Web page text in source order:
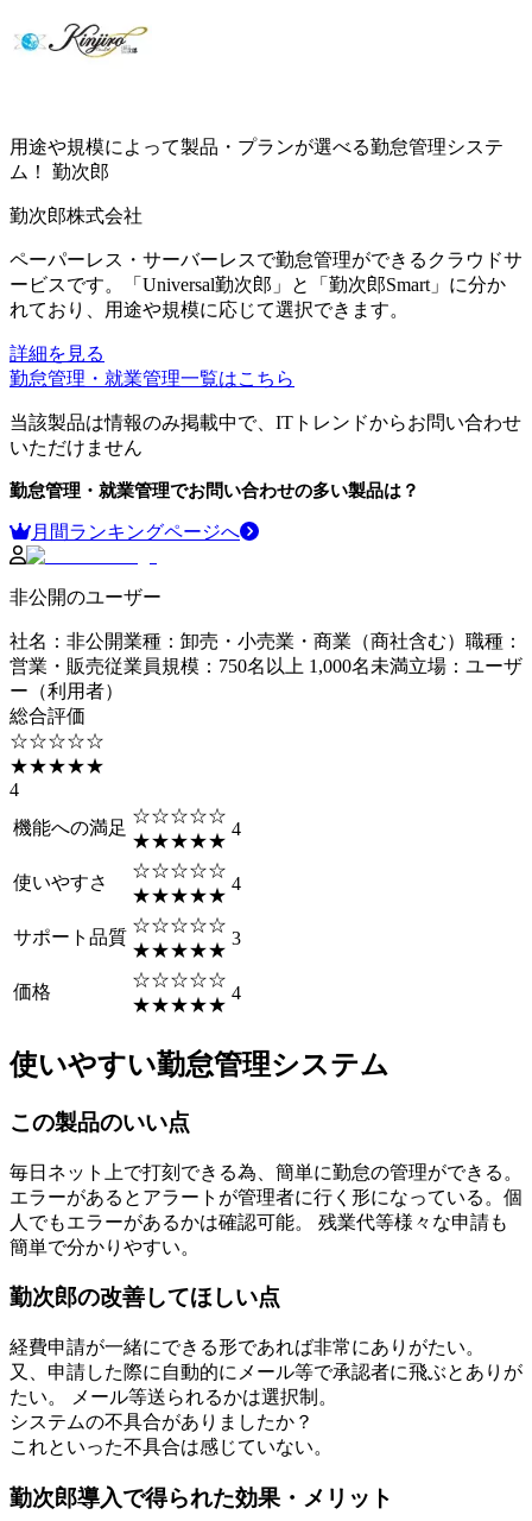
用途や規模によって製品・プランが選べる勤怠管理システ
ム！
勤次郎
勤次郎株式会社
ペーパーレス・サーバーレスで勤怠管理ができるクラウドサ
ービスです。「Universal勤次郎」と「勤次郎Smart」に分か
れており、用途や規模に応じて選択できます。
詳細を見る
勤怠管理・就業管理一覧はこちら
当該製品は情報のみ掲載中で、ITトレンドからお問い合わせ
いただけません
勤怠管理・就業管理でお問い合わせの多い製品は？
月間ランキングページへ
非公開のユーザー
社名 ： 非公開業種 ： 卸売・小売業・商業（商社含む） 職種 ：
営業・販売従業員規模 ： 750名以上 1,000名未満立場 ： ユーザ
ー（利用者）
総合評価
☆☆☆☆☆
★★★★★
4
機能への満足
☆☆☆☆☆
★★★★★
4
使いやすさ
☆☆☆☆☆
★★★★★
4
サポート品質
☆☆☆☆☆
★★★★★
3
価格
☆☆☆☆☆
★★★★★
4
使いやすい勤怠管理システム
この製品のいい点
毎日ネット上で打刻できる為、簡単に勤怠の管理ができる。
エラーがあるとアラートが管理者に行く形になっている。個
人でもエラーがあるかは確認可能。 残業代等様々な申請も
簡単で分かりやすい。
勤次郎の改善してほしい点
経費申請が一緒にできる形であれば非常にありがたい。
又、申請した際に自動的にメール等で承認者に飛ぶとありが
たい。 メール等送られるかは選択制。
システムの不具合がありましたか？
これといった不具合は感じていない。
勤次郎導入で得られた効果・メリット